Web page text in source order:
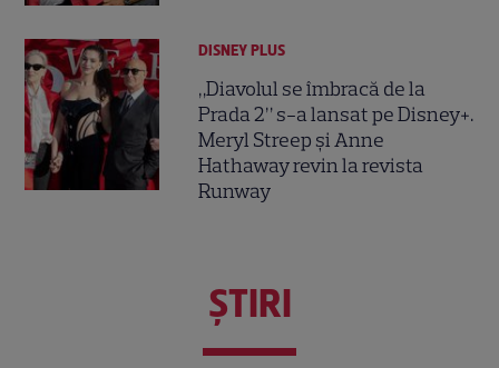
DISNEY PLUS
„Diavolul se îmbracă de la
Prada 2” s-a lansat pe Disney+.
Meryl Streep și Anne
Hathaway revin la revista
Runway
ŞTIRI